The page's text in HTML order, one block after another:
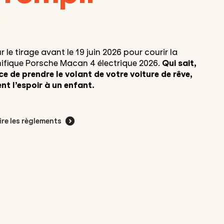
le tirage avant le 19 juin 2026 pour courir la
Porsche Macan 4 électrique 2026. Qui sait,
de prendre le volant de votre voiture de rêve,
l’espoir à un enfant.
les règlements